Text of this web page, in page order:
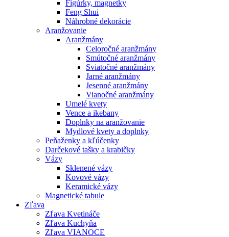
Figúrky, magnetky
Feng Shui
Náhrobné dekorácie
Aranžovanie
Aranžmány
Celoročné aranžmány
Smútočné aranžmány
Sviatočné aranžmány
Jarné aranžmány
Jesenné aranžmány
Vianočné aranžmány
Umelé kvety
Vence a ikebany
Doplnky na aranžovanie
Mydlové kvety a doplnky
Peňaženky a kľúčenky
Darčekové tašky a krabičky
Vázy
Sklenené vázy
Kovové vázy
Keramické vázy
Magnetické tabule
Zľava
Zľava Kvetináče
Zľava Kuchyňa
Zľava VIANOCE